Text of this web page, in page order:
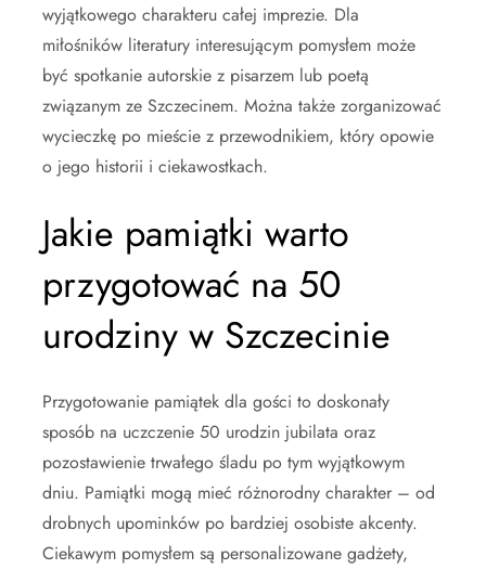
wyjątkowego charakteru całej imprezie. Dla
miłośników literatury interesującym pomysłem może
być spotkanie autorskie z pisarzem lub poetą
związanym ze Szczecinem. Można także zorganizować
wycieczkę po mieście z przewodnikiem, który opowie
o jego historii i ciekawostkach.
Jakie pamiątki warto
przygotować na 50
urodziny w Szczecinie
Przygotowanie pamiątek dla gości to doskonały
sposób na uczczenie 50 urodzin jubilata oraz
pozostawienie trwałego śladu po tym wyjątkowym
dniu. Pamiątki mogą mieć różnorodny charakter – od
drobnych upominków po bardziej osobiste akcenty.
Ciekawym pomysłem są personalizowane gadżety,